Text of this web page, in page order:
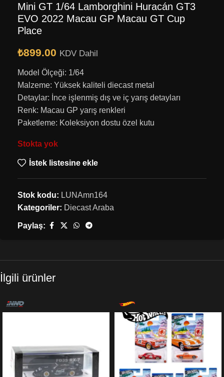
Mini GT 1/64 Lamborghini Huracán GT3
EVO 2022 Macau GP Macau GT Cup
Place
₺899.00 KDV Dahil
Model Ölçeği: 1/64
Malzeme: Yüksek kaliteli diecast metal
Detaylar: İnce işlenmiş dış ve iç yarış detayları
Renk: Macau GP yarış renkleri
Paketleme: Koleksiyon dostu özel kutu
Stokta yok
İstek listesine ekle
Stok kodu: LUNAmn164
Kategoriler: Diecast Araba
Paylaş:
İlgili ürünler